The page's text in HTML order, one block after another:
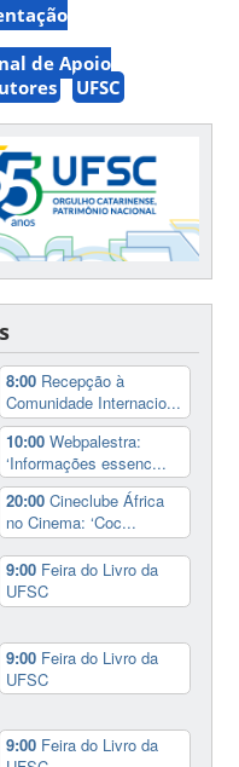
de Apoio
UFSC
8:00 Recepção à
Comunidade Internacio...
10:00Webpalestra:
‘Informações essenc...
20:00Cineclube África
no Cinema: ‘Coc...
9:00 Feira do Livro da
UFSC
9:00 Feira do Livro da
UFSC
9:00 Feira do Livro da